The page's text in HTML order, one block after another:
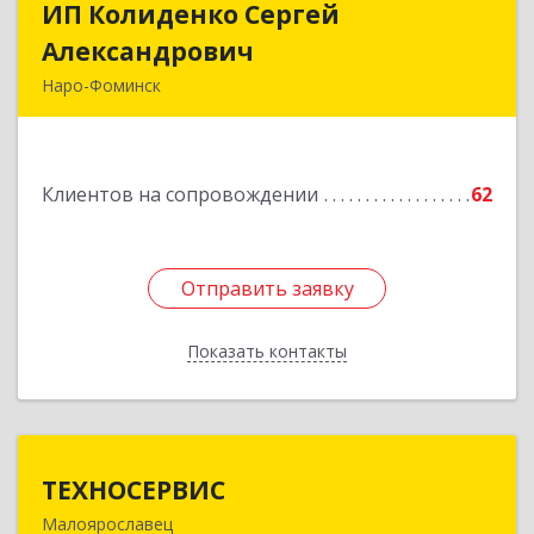
ИП Колиденко Сергей
Александрович
Наро-Фоминск
Клиентов на сопровождении 62
Отправить заявку
Показать контакты
ИП Колиденко Сергей
Отправить заявку
Назад
ТЕХНОСЕРВИС
Малоярославец
249094, Калужская обл, Малоярославецкий р-н,